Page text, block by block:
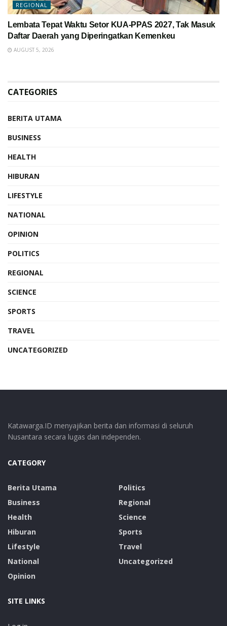
REGIONAL
Lembata Tepat Waktu Setor KUA-PPAS 2027, Tak Masuk
Daftar Daerah yang Diperingatkan Kemenkeu
AUGUST 5, 2026
CATEGORIES
BERITA UTAMA
BUSINESS
HEALTH
HIBURAN
LIFESTYLE
NATIONAL
OPINION
POLITICS
REGIONAL
SCIENCE
SPORTS
TRAVEL
UNCATEGORIZED
Katawarga.ID menyajikan berita dan informasi di seluruh
Nusantara secara lugas dan independen.
CATEGORY
Berita Utama
Business
Health
Hiburan
Lifestyle
National
Opinion
Politics
Regional
Science
Sports
Travel
Uncategorized
SITE LINKS